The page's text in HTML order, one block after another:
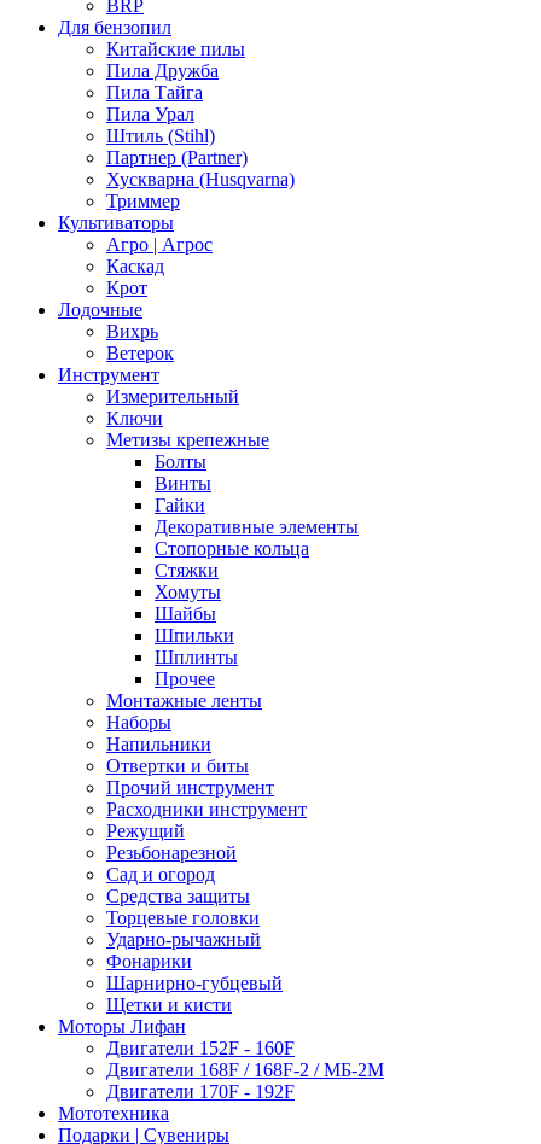
BRP
Для бензопил
Китайские пилы
Пила Дружба
Пила Тайга
Пила Урал
Штиль (Stihl)
Партнер (Partner)
Хускварна (Husqvarna)
Триммер
Культиваторы
Агро | Агрос
Каскад
Крот
Лодочные
Вихрь
Ветерок
Инструмент
Измерительный
Ключи
Метизы крепежные
Болты
Винты
Гайки
Декоративные элементы
Стопорные кольца
Стяжки
Хомуты
Шайбы
Шпильки
Шплинты
Прочее
Монтажные ленты
Наборы
Напильники
Отвертки и биты
Прочий инструмент
Расходники инструмент
Режущий
Резьбонарезной
Сад и огород
Средства защиты
Торцевые головки
Ударно-рычажный
Фонарики
Шарнирно-губцевый
Щетки и кисти
Моторы Лифан
Двигатели 152F - 160F
Двигатели 168F / 168F-2 / МБ-2М
Двигатели 170F - 192F
Мототехника
Подарки | Сувениры